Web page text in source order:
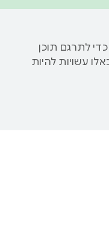
‫Google משתמשת בטכנולוגיית AI כדי לתרגם תוכן
עשויות להיות